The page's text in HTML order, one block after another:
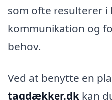
som ofte resulterer i
kommunikation og
behov.
Ved at benytte en
tagdækker.dk kan